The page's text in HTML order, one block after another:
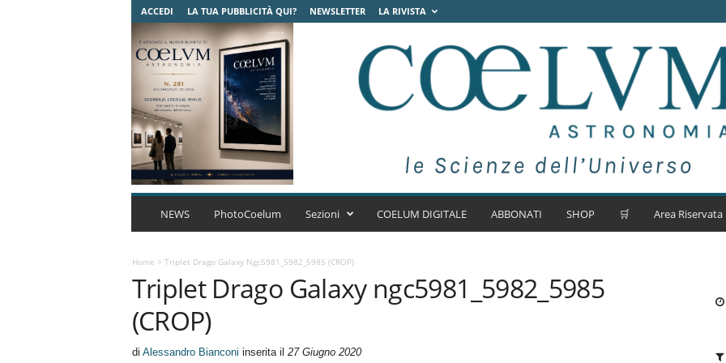
ACCEDI LA TUA PUBBLICITÀ QUI? NEWSLETTER LA RIVISTA
C
u
m
A
r
NEWS PhotoCoelum Sezioni COELUM DIGITALE ABBONATI SHOP 🛒 Area Riservata
Home > Triplet Drago Galaxy Ngc5981_5982_5985 (CROP)
Triplet Drago Galaxy ngc5981_5982_5985
(CROP)
di Alessandro Bianconi inserita il 27 Giugno 2020